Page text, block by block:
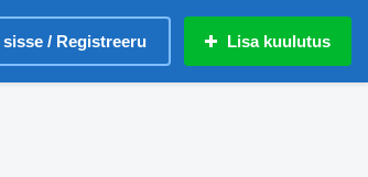
/ Registreeru Lisa kuulutus